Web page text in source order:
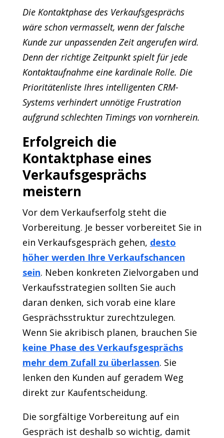
Die Kontaktphase des Verkaufsgesprächs
wäre schon vermasselt, wenn der falsche
Kunde zur unpassenden Zeit angerufen wird.
Denn der richtige Zeitpunkt spielt für jede
Kontaktaufnahme eine kardinale Rolle. Die
Prioritätenliste Ihres intelligenten CRM-
Systems verhindert unnötige Frustration
aufgrund schlechten Timings von vornherein.
Erfolgreich die
Kontaktphase eines
Verkaufsgesprächs
meistern
Vor dem Verkaufserfolg steht die
Vorbereitung. Je besser vorbereitet Sie in
ein Verkaufsgespräch gehen, desto
höher werden Ihre Verkaufschancen
sein. Neben konkreten Zielvorgaben und
Verkaufsstrategien sollten Sie auch
daran denken, sich vorab eine klare
Gesprächsstruktur zurechtzulegen.
Wenn Sie akribisch planen, brauchen Sie
keine Phase des Verkaufsgesprächs
mehr dem Zufall zu überlassen. Sie
lenken den Kunden auf geradem Weg
direkt zur Kaufentscheidung.
Die sorgfältige Vorbereitung auf ein
Gespräch ist deshalb so wichtig, damit